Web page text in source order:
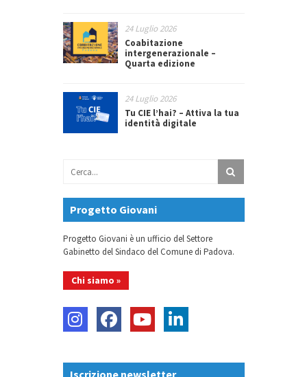
24 Luglio 2026
Coabitazione
intergenerazionale –
Quarta edizione
24 Luglio 2026
Tu CIE l’hai? – Attiva la tua
identità digitale
Progetto Giovani
Progetto Giovani è un ufficio del Settore
Gabinetto del Sindaco del Comune di Padova.
Chi siamo »
Iscrizione newsletter